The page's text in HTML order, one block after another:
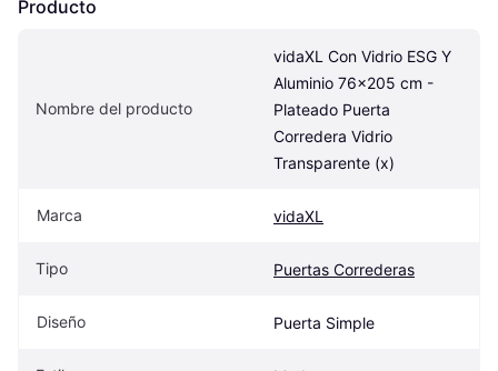
Producto
Nombre del producto
vidaXL Con Vidrio ESG Y
Aluminio 76x205 cm -
Plateado Puerta
Corredera Vidrio
Transparente (x)
Marca vidaXL
Tipo Puertas Correderas
Diseño Puerta Simple